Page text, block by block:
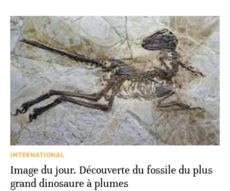
INTERNATIONAL
Image du jour. Découverte du fossile du plus
grand dinosaure à plumes